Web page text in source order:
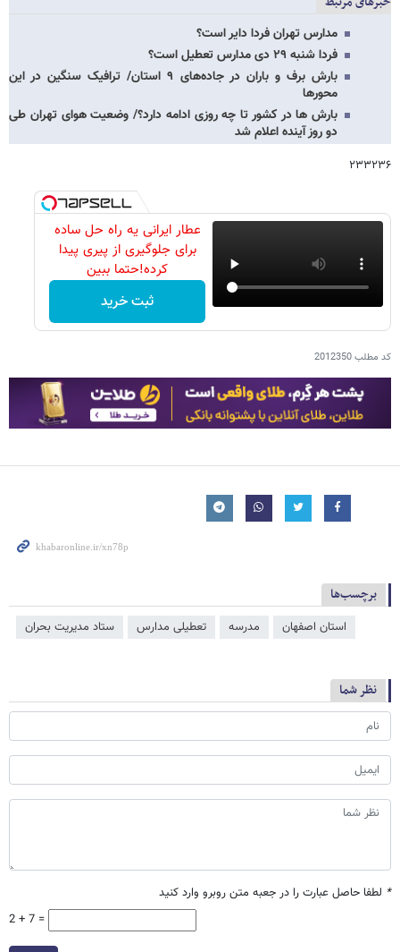
مدارس تهران فردا دایر است؟
فردا شنبه ۲۹ دی مدارس تعطیل است؟
بارش برف و باران در جاده‌های ۹ استان/ ترافیک سنگین در این
محورها
بارش ها در کشور تا چه روزی ادامه دارد؟/ وضعیت هوای تهران طی
دو روز آینده اعلام شد
۲۳۳۲۳۶
عطار ایرانی یه راه حل ساده
برای جلوگیری از پیری پیدا
کرده!حتما ببین
ثبت خرید
کد مطلب2012350
برچسب‌ها
استان اصفهان مدرسه تعطیلی مدارس ستاد مدیریت بحران
نظر شما
* لطفا حاصل عبارت را در جعبه متن روبرو وارد کنید
2 + 7 =